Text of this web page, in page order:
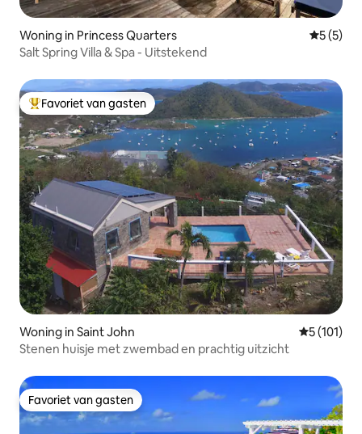
Woning in Princess Quarters
5 (5)
Salt Spring Villa & Spa - Uitstekend
Topfavoriet van gasten
Favoriet van gasten
Woning in Saint John
5 (101)
Stenen huisje met zwembad en prachtig uitzicht
Favoriet van gasten
Favoriet van gasten